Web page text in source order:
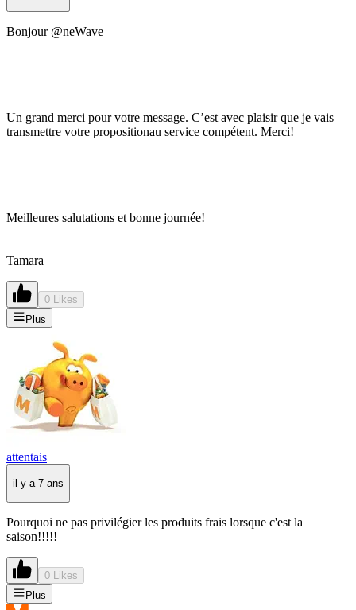
Bonjour @neWave
Un grand merci pour votre message. C’est avec plaisir que je vais
transmettre votre propositionau service compétent. Merci!
Meilleures salutations et bonne journée!
Tamara
0 Likes
Plus
attentais
il y a 7 ans
Pourquoi ne pas privilégier les produits frais lorsque c'est la
saison!!!!!
0 Likes
Plus